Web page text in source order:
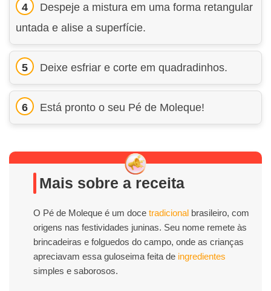
Despeje a mistura em uma forma retangular
untada e alise a superfície.
Deixe esfriar e corte em quadradinhos.
Está pronto o seu Pé de Moleque!
Mais sobre a receita
O Pé de Moleque é um doce tradicional brasileiro, com
origens nas festividades juninas. Seu nome remete às
brincadeiras e folguedos do campo, onde as crianças
apreciavam essa guloseima feita de ingredientes
simples e saborosos.